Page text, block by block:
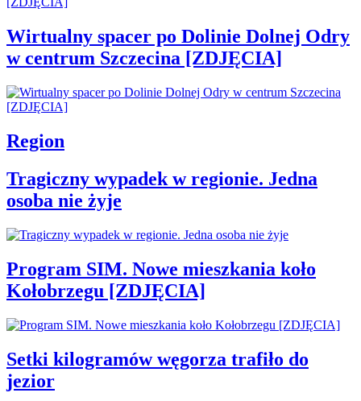
Wirtualny spacer po Dolinie Dolnej Odry
w centrum Szczecina [ZDJĘCIA]
Region
Tragiczny wypadek w regionie. Jedna
osoba nie żyje
Program SIM. Nowe mieszkania koło
Kołobrzegu [ZDJĘCIA]
Setki kilogramów węgorza trafiło do
jezior